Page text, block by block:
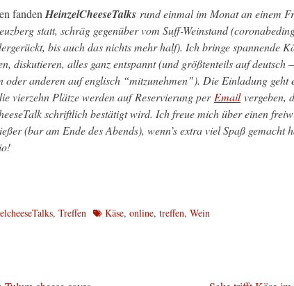
fanden HeinzelCheeseTalks rund einmal im Monat an einem
statt, schräg gegenüber vom Suff-Weinstand
bis auch das nichts mehr half). Ich bringe spannende
diskutieren, alles ganz entspannt (und größtenteils auf deutsch
oder anderen auf englisch “mitzunehmen”). Die Einladung geht
vierzehn Plätze werden auf Reservierung per Emailvergeben,
schriftlich bestätigt wird. Ich freue mich über einen
(bar am Ende des Abends), wenn’s extra viel Spaß gemacht
, Treffen Schlagworte
Käse, online, treffen, Wein